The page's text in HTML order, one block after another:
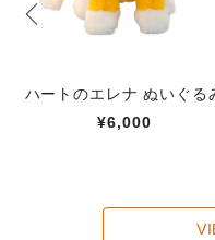
ハートのエレナ ぬいぐる
¥6,000